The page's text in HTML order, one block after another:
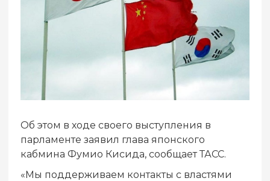
Об этом в ходе своего выступления в
парламенте заявил глава японского
кабмина Фумио Кисида, сообщает ТАСС.
«Мы поддерживаем контакты с властями